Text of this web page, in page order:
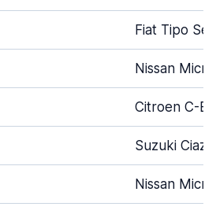
Fiat Tipo
Nissan Micra
Citroen C-
Suzuki Ciaz
Nissan Micra